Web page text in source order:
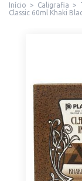
Início > Caligrafia >
Classic 60ml Khaki